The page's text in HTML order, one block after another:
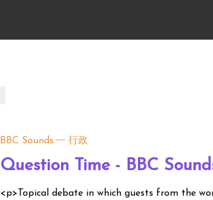
BBC Sounds 行政
Question Time - BBC
<p>Topical debate in which guests from the